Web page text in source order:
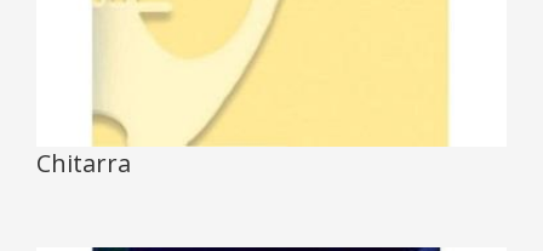
Chitarra